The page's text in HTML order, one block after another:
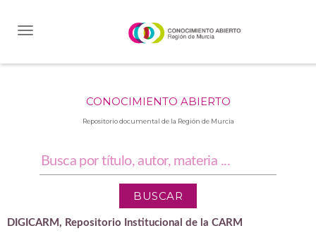
CONOCIMIENTO ABIERTO
Repositorio documental de la Región de Murcia
DIGICARM, Repositorio Institucional de la CARM